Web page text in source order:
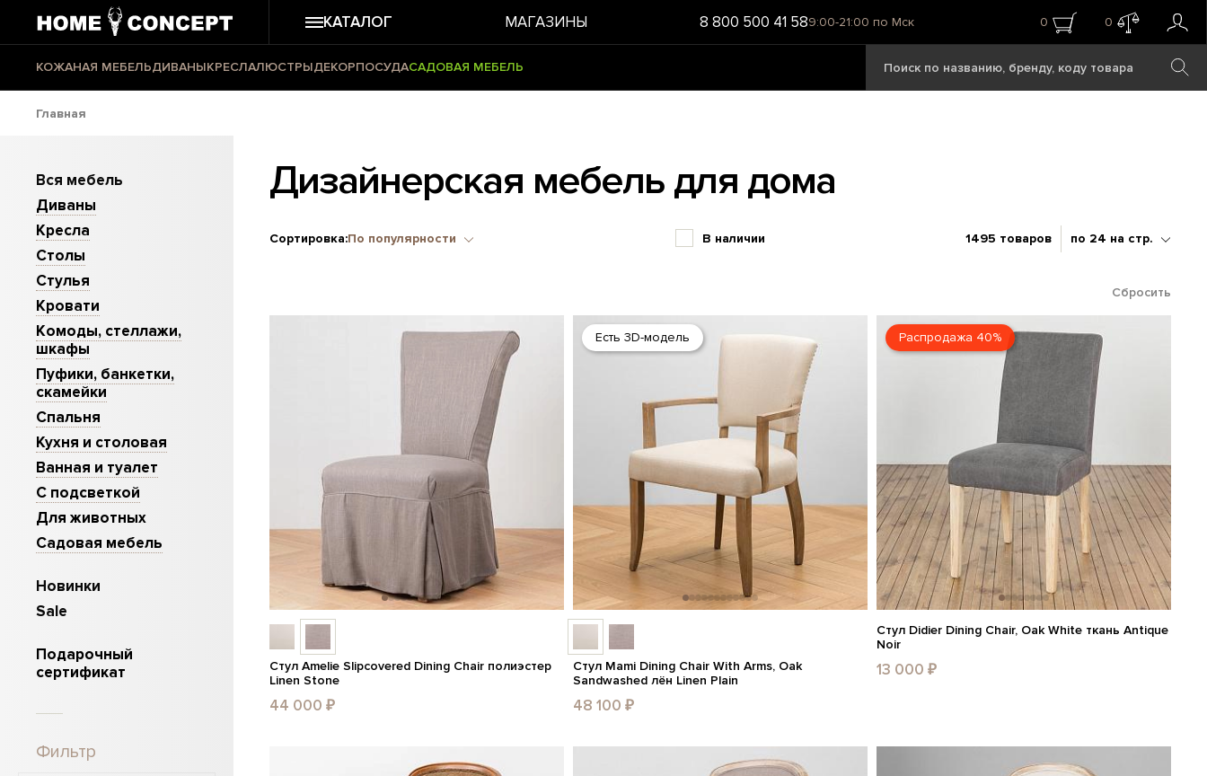
КАТАЛОГ МАГАЗИНЫ 8 800 500 41 589:00-21:00 по Мск 0 0
КОЖАНАЯ МЕБЕЛЬДИВАНЫКРЕСЛАЛЮСТРЫДЕКОРПОСУДАСАДОВАЯ МЕБЕЛЬ
Главная
Вся мебель
Диваны
Кресла
Столы
Стулья
Кровати
Комоды, стеллажи,
шкафы
Пуфики, банкетки,
скамейки
Спальня
Кухня и столовая
Ванная и туалет
С подсветкой
Для животных
Садовая мебель
Новинки
Sale
Подарочный
сертификат
Фильтр
Дизайнерская мебель для дома
Сортировка:По популярности В наличии 1495 товаров по 24 на стр.
Сбросить
Стул Amelie Slipcovered Dining Chair полиэстер
Linen Stone
44 000 ₽
Есть 3D-модель
Стул Mami Dining Chair With Arms, Oak
Sandwashed лён Linen Plain
48 100 ₽
Распродажа 40%
Стул Didier Dining Chair, Oak White ткань Antique
Noir
13 000 ₽